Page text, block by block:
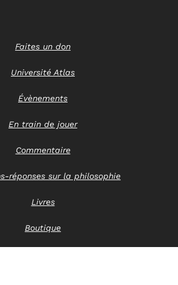
Faites un don
Université Atlas
Évènements
En train de jouer
Commentaire
réponses sur la philosophie
Livres
Boutique